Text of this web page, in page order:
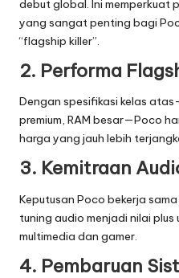
debut global. Ini memperkuat
yang sangat penting bagi
“flagship killer”.
2. Performa
Dengan spesifikasi kelas
premium, RAM besar—Poco
harga yang jauh lebih
3. Kemitraan
Keputusan Poco bekerja
tuning audio menjadi nilai
multimedia dan gamer.
4. Pembaruan